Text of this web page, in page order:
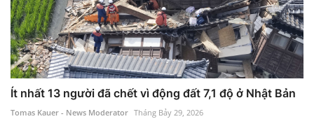
Ít nhất 13 người đã chết vì động đất 7,1 độ ở Nhật Bản
Tomas Kauer - News Moderator Tháng Bảy 29, 2026